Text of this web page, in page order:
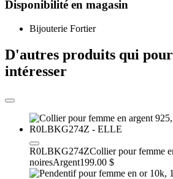
Disponibilité en magasin
Bijouterie Fortier
D'autres produits qui
intéresser
R0LBKG274ZCollier pour femme
noiresArgent199.00 $